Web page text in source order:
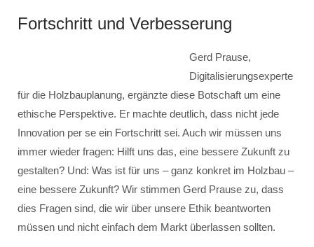
Fortschritt und Verbesserung
Gerd Prause,
Digitalisierungsexperte
für die Holzbauplanung, ergänzte diese Botschaft um eine
ethische Perspektive. Er machte deutlich, dass nicht jede
Innovation per se ein Fortschritt sei. Auch wir müssen uns
immer wieder fragen: Hilft uns das, eine bessere Zukunft zu
gestalten? Und: Was ist für uns – ganz konkret im Holzbau –
eine bessere Zukunft? Wir stimmen Gerd Prause zu, dass
dies Fragen sind, die wir über unsere Ethik beantworten
müssen und nicht einfach dem Markt überlassen sollten.